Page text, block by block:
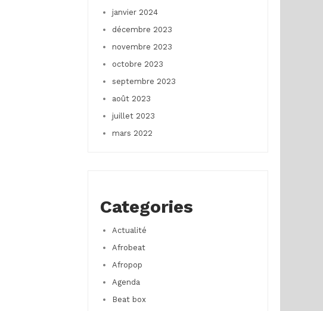
janvier 2024
décembre 2023
novembre 2023
octobre 2023
septembre 2023
août 2023
juillet 2023
mars 2022
Categories
Actualité
Afrobeat
Afropop
Agenda
Beat box